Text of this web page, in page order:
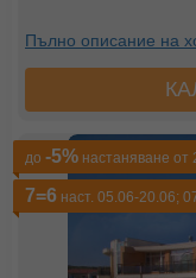
Пълно описание на
до -5% настаняване от
7=6 наст. 05.06-20.06;